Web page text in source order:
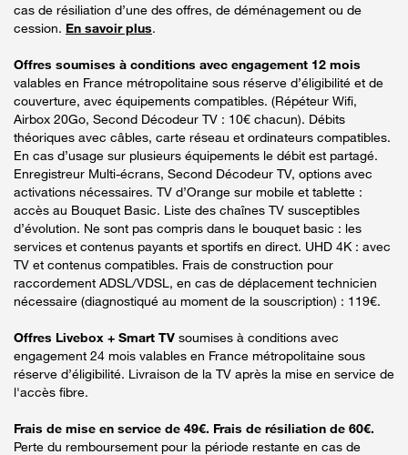
cas de résiliation d’une des offres, de déménagement ou de
cession. En savoir plus.
Offres soumises à conditions avec engagement 12 mois
valables en France métropolitaine sous réserve d’éligibilité et de
couverture, avec équipements compatibles. (Répéteur Wifi,
Airbox 20Go, Second Décodeur TV : 10€ chacun). Débits
théoriques avec câbles, carte réseau et ordinateurs compatibles.
En cas d’usage sur plusieurs équipements le débit est partagé.
Enregistreur Multi-écrans, Second Décodeur TV, options avec
activations nécessaires. TV d’Orange sur mobile et tablette :
accès au Bouquet Basic. Liste des chaînes TV susceptibles
d’évolution. Ne sont pas compris dans le bouquet basic : les
services et contenus payants et sportifs en direct. UHD 4K : avec
TV et contenus compatibles. Frais de construction pour
raccordement ADSL/VDSL, en cas de déplacement technicien
nécessaire (diagnostiqué au moment de la souscription) : 119€.
Offres Livebox + Smart TV soumises à conditions avec
engagement 24 mois valables en France métropolitaine sous
réserve d’éligibilité. Livraison de la TV après la mise en service de
l'accès fibre.
Frais de mise en service de 49€. Frais de résiliation de 60€.
Perte du remboursement pour la période restante en cas de